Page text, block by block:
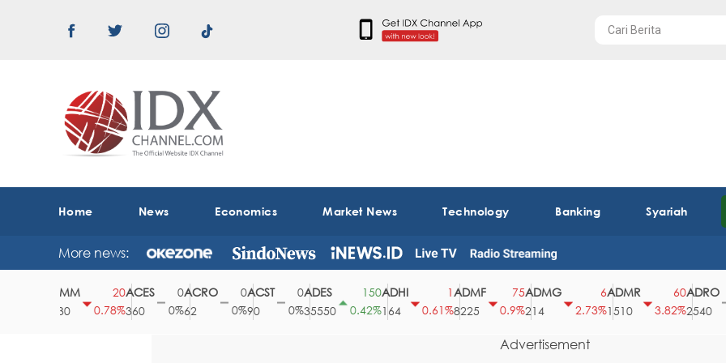
Home News Economics Market News Technology Banking Syariah
More news:
0.78%
ACES
360
0
0%
ACRO
62
0
ACST
90
0 ADES
35550
0.42%
ADHI
164
0.61%
ADMF
8225
75
0.9%
ADMG
214
2.73%
ADMR
1510
3.82%
ADRO
2540
0
0%
Advertisement